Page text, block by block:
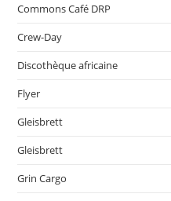
Commons Café DRP
Crew-Day
Discothèque africaine
Flyer
Gleisbrett
Gleisbrett
Grin Cargo